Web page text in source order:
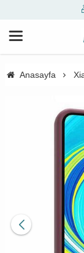
Anasayfa